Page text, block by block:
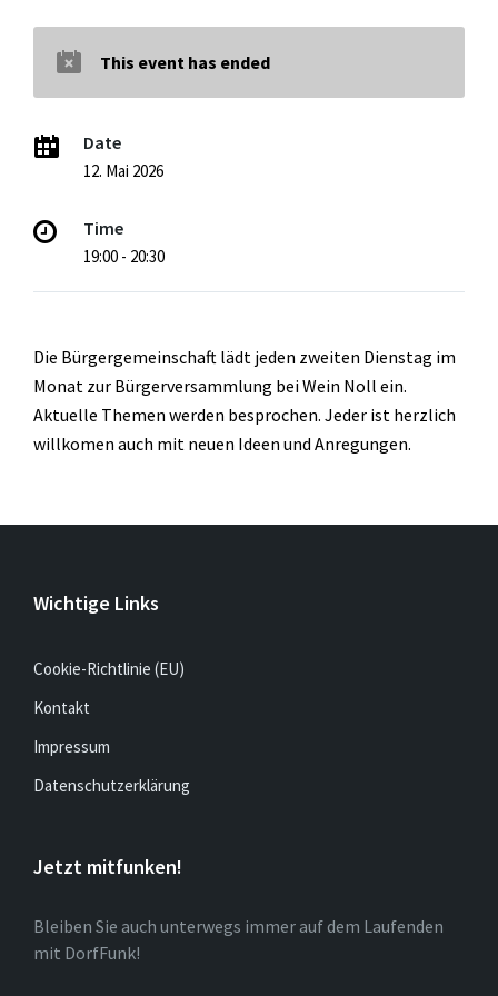
This event has ended
Date
12. Mai 2026
Time
19:00 - 20:30
Die Bürgergemeinschaft lädt jeden zweiten Dienstag im
Monat zur Bürgerversammlung bei Wein Noll ein.
Aktuelle Themen werden besprochen. Jeder ist herzlich
willkomen auch mit neuen Ideen und Anregungen.
Wichtige Links
Cookie-Richtlinie (EU)
Kontakt
Impressum
Datenschutzerklärung
Jetzt mitfunken!
Bleiben Sie auch unterwegs immer auf dem Laufenden
mit DorfFunk!